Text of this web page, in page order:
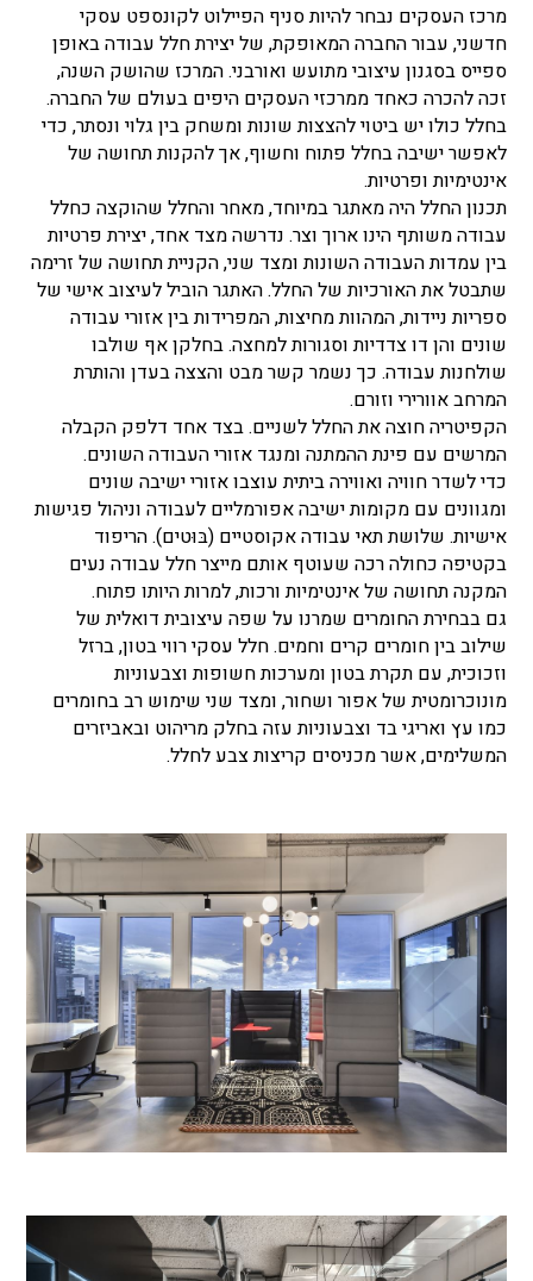
מרכז העסקים נבחר להיות סניף הפיילוט לקונספט עסקי
חדשני, עבור החברה המאופקת, של יצירת חלל עבודה באופן
ספייס בסגנון עיצובי מתועש ואורבני. המרכז שהושק השנה,
זכה להכרה כאחד ממרכזי העסקים היפים בעולם של החברה.
בחלל כולו יש ביטוי להצצות שונות ומשחק בין גלוי ונסתר, כדי
לאפשר ישיבה בחלל פתוח וחשוף, אך להקנות תחושה של
אינטימיות ופרטיות.
תכנון החלל היה מאתגר במיוחד, מאחר והחלל שהוקצה כחלל
עבודה משותף הינו ארוך וצר. נדרשה מצד אחד, יצירת פרטיות
בין עמדות העבודה השונות ומצד שני, הקניית תחושה של זרימה
שתבטל את האורכיות של החלל. האתגר הוביל לעיצוב אישי של
ספריות ניידות, המהוות מחיצות, המפרידות בין אזורי עבודה
שונים והן דו צדדיות וסגורות למחצה. בחלקן אף שולבו
שולחנות עבודה. כך נשמר קשר מבט והצצה בעדן והותרת
המרחב אוורירי וזורם.
הקפיטריה חוצה את החלל לשניים. בצד אחד דלפק הקבלה
המרשים עם פינת ההמתנה ומנגד אזורי העבודה השונים.
כדי לשדר חוויה ואווירה ביתית עוצבו אזורי ישיבה שונים
ומגוונים עם מקומות ישיבה אפורמליים לעבודה וניהול פגישות
אישיות. שלושת תאי עבודה אקוסטיים (בּוּטים). הריפוד
בקטיפה כחולה רכה שעוטף אותם מייצר חלל עבודה נעים
המקנה תחושה של אינטימיות ורכות, למרות היותו פתוח.
גם בבחירת החומרים שמרנו על שפה עיצובית דואלית של
שילוב בין חומרים קרים וחמים. חלל עסקי רווי בטון, ברזל
וזכוכית, עם תקרת בטון ומערכות חשופות וצבעוניות
מונוכרומטית של אפור ושחור, ומצד שני שימוש רב בחומרים
כמו עץ ואריגי בד וצבעוניות עזה בחלק מריהוט ובאביזרים
המשלימים, אשר מכניסים קריצות צבע לחלל.